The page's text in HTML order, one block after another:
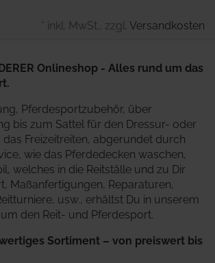
* inkl. MwSt., zzgl. Versandkosten
Onlineshop - Alles rund um das
Pferdesportzubehör, über
bis zum Sattel für den Dressur- oder
Freizeitreiten, abgerundet durch
wie das Pferdedecken waschen,
welches in die Reitställe und zu Dir
Maßanfertigungen, Reparaturen,
usw., erhältst Du in unserem
den Reit- und Pferdesport.
Sortiment – von preiswert bis